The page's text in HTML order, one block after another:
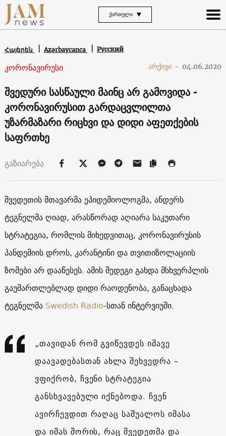
ᲥᲐᲠᲗᲣᲚᲘ
Հայերեն Azərbaycanca Русский
კორონავირუსი არქივი - 04.06.2020
შვედური სასწაული მაინც არ გამოვიდა -
კორონავირუსით გარდაცვლილთა
უზარმაზარი რიცხვი და დიდი აფეთქების
საფრთხე
გაზიარება
შვედეთის მთავარმა ეპიდემიოლოგმა, ანდერს
ტეგნელმა ღიად, არასწორად აღიარა საკუთარი
სტრატეგია, რომლის მიხედვითაც, კორონავირუსის
პანდემიის დროს, კარანტინი და თვითიზოლაციის
ზომები არ დააწესეს. ამის შედეგი გახდა მსხვერპლის
გაუმართლებლად დიდი რაოდენობა, განაცხადა
ტეგნელმა Swedish Radio-სთან ინტერვიუში.
„თავიდან რომ გვიწევდეს იმავე
დაავადებასთან ახლა შეხვედრა –
ვფიქრობ, ჩვენი სტრატეგია
განსხვავებული იქნებოდა. ჩვენ
ავირჩევდით რაღაც საშუალოს იმასა
და იმას შორის, რაც შვედეთმა და